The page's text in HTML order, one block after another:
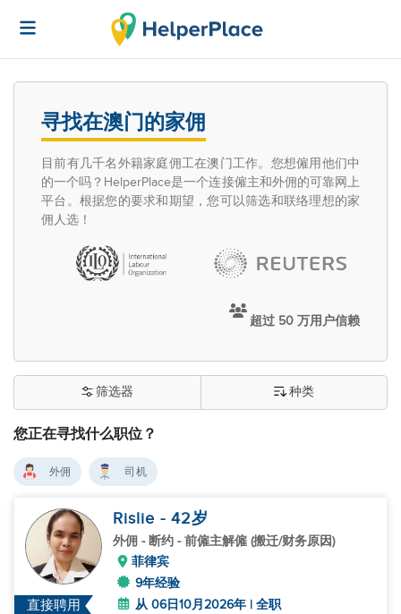
寻找在澳门的家佣
目前有几千名外籍家庭佣工在澳门工作。您想僱用他们中
的一个吗？HelperPlace是一个连接僱主和外佣的可靠网上
平台。根据您的要求和期望，您可以筛选和联络理想的家
佣人选！
超过 50 万用户信赖
您正在寻找什么职位？
筛选器 种类
外佣 司机
直接聘用
Rislie - 42岁
外佣 - 断约 - 前僱主解僱 (搬迁/财务原因)
菲律宾
9年经验
从 06日10月2026年 | 全职